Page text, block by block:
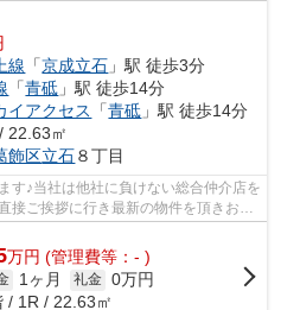
線 「京成立石 」駅 徒歩3分
「青砥 」駅 徒歩14分
イアクセス
「青砥 」駅 徒歩14分
22.63㎡
飾区立石８丁目
す♪当社は他社に負けない総合仲介店を
接ご挨拶に行き最新の物件を頂きお客
...
万円 (管理費等：- )
1ヶ月 礼金 0万円
/ 1R / 22.63㎡